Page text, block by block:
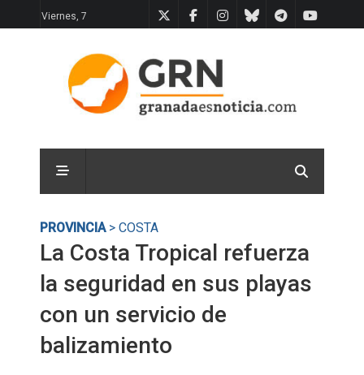
Viernes, 7
PROVINCIA> COSTA
La Costa Tropical refuerza
la seguridad en sus playas
con un servicio de
balizamiento